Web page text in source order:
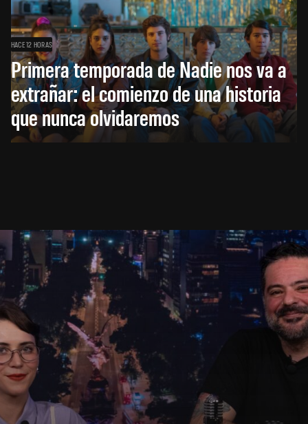
HACE 12 HORAS
Primera temporada de Nadie nos va a
extrañar: el comienzo de una historia
que nunca olvidaremos